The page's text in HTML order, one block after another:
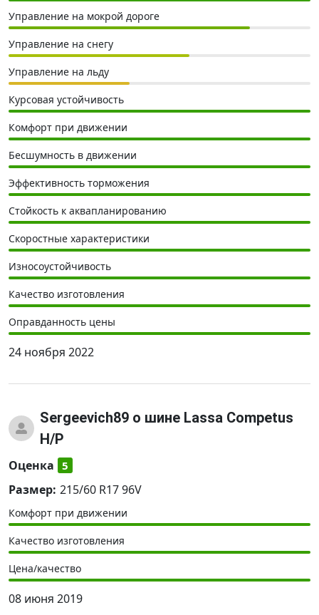
Управление на мокрой дороге
Управление на снегу
Управление на льду
Курсовая устойчивость
Комфорт при движении
Бесшумность в движении
Эффективность торможения
Стойкость к аквапланированию
Скоростные характеристики
Износоустойчивость
Качество изготовления
Оправданность цены
24 ноября 2022
Sergeevich89 о шине Lassa Competus
H/P
Оценка 5
Размер: 215/60 R17 96V
Комфорт при движении
Качество изготовления
Цена/качество
08 июня 2019